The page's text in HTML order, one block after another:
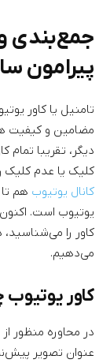
جمع‌بندی
پیرامون
تامنیل یا کاور
مضامین و کیفیت
دیگر، تقریبا تمام
کلیک یا عدم کلیک
کانال یوتیوب هم
یوتیوب است.
کاور را می‌شناسید،
می‌دهیم.
کاور یوتیوب
در محاوره منظور
عنوان تصویر